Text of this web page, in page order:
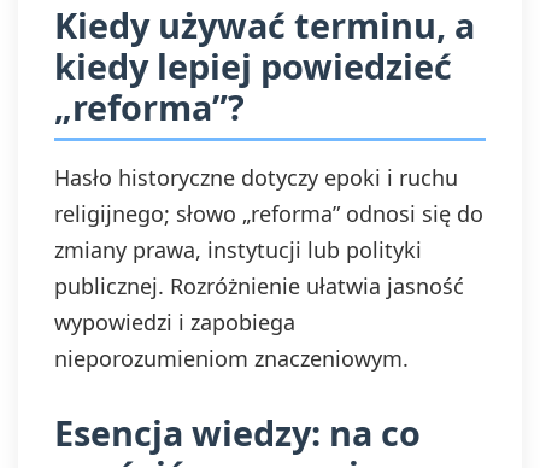
Kiedy używać terminu, a
kiedy lepiej powiedzieć
„reforma”?
Hasło historyczne dotyczy epoki i ruchu
religijnego; słowo „reforma” odnosi się do
zmiany prawa, instytucji lub polityki
publicznej. Rozróżnienie ułatwia jasność
wypowiedzi i zapobiega
nieporozumieniom znaczeniowym.
Esencja wiedzy: na co